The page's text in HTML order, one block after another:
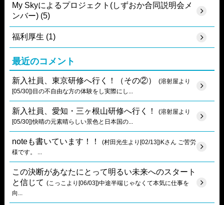
My Skyによるプロジェクト(しずおか合同説明会メ
ンバー) (5)
福利厚生 (1)
最近のコメント
新入社員、東京研修へ行く！（その②）
(溶射屋より
[05/30])目の不自由な方の体験をし実際にし...
新入社員、愛知・三ヶ根山研修へ行く！
(溶射屋より
[05/30])快晴の元素晴らしい景色と日本国の...
noteも書いています！！
(村田光生より[02/13])Kさん ご苦労
様です。 ...
この決断があなたにとって明るい未来へのスタート
と信じて (こっこより[06/03])中途半端じゃなくて本気に仕事を
向...